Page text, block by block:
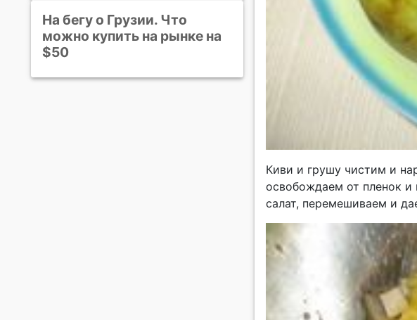
Киви и грушу чистим и
освобождаем от пленок и
салат, перемешиваем и
На бегу о Грузии. Что
можно купить на рынке на
$50